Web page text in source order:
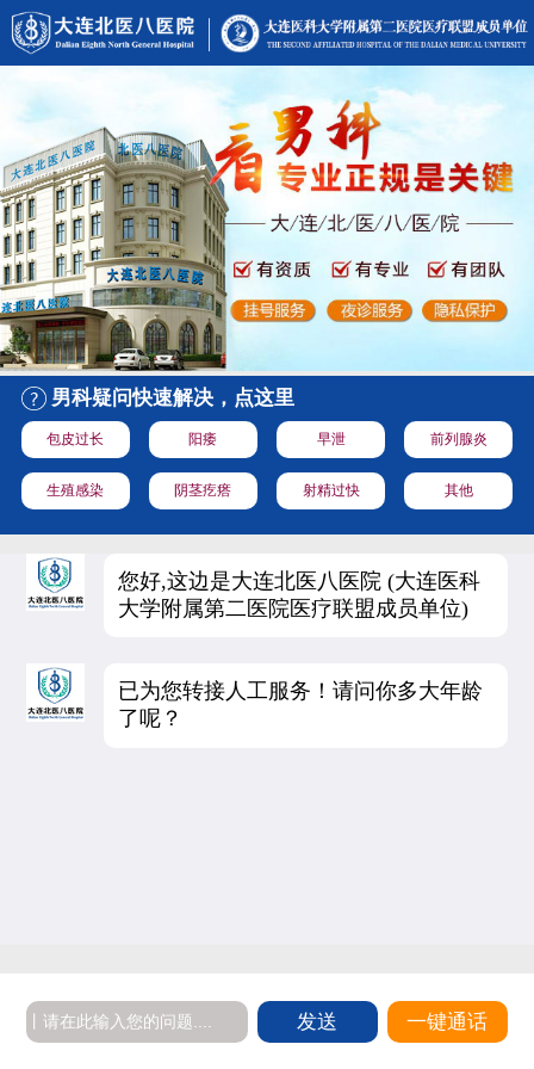
男科疑问快速解决，点这里
包皮过长 阳痿 早泄 前列腺炎
生殖感染 阴茎疙瘩 射精过快 其他
您好,这边是大连北医八医院 (大连医科
大学附属第二医院医疗联盟成员单位)
已为您转接人工服务！请问你多大年龄
了呢？
发送 一键通话